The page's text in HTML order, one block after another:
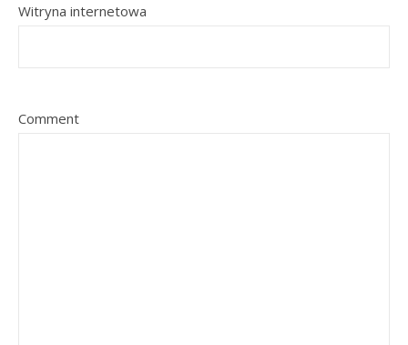
Witryna internetowa
Comment